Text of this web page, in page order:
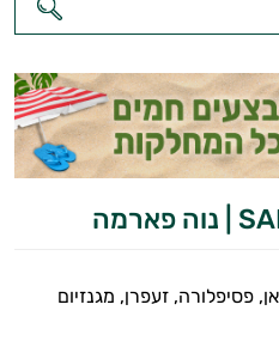
פסיפלורה, זעפרן, מגנזיום